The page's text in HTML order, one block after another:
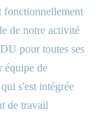
fonctionnellement
de notre activité
pour toutes ses
équipe de
s'est intégrée
de travail